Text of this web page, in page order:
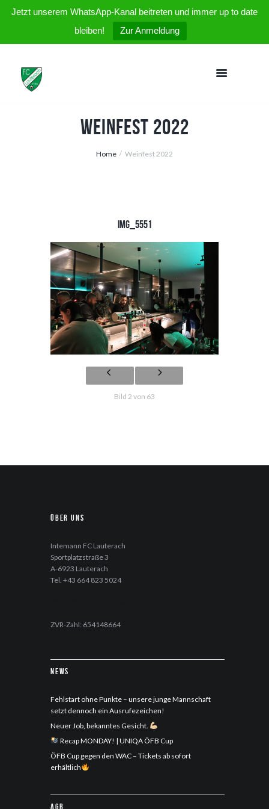
Jetzt unserem WhatsApp-Kanal beitreten und immer up to date
bleiben!
Zur Anmeldung
Weinfest 2022
Home Weinfest 2022
IMG_5551
Bild 2 von 63
Über uns
Intemann FC Lauterach
Sportplatzstraße 3
A-6923 Lauterach
Tel. +43 664 823 5024
ZVR-Zahl: 654148664
News
Fehlstart ohne Punkte – unsere junge Mannschaft
setzt dennoch ein Ausrufezeichen!
Neuer Job, bekanntes Gesicht.
Recap MONDAY! | UNIQA ÖFB Cup
ÖFB Cup gegen den WAC – Tickets ab sofort
erhältlich
AGB